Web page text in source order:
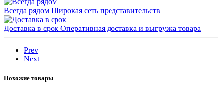
Всегда рядом Широкая сеть представительств
Доставка в срок Оперативная доставка и выгрузка товара
Prev
Next
Похожие товары